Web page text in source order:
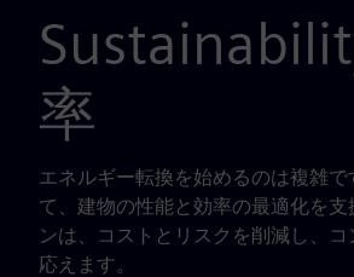
率
エネルギー転換を始めるのは複雑
て、建物の性能と効率の最適化を
ンは、コストとリスクを削減し、
応えます。